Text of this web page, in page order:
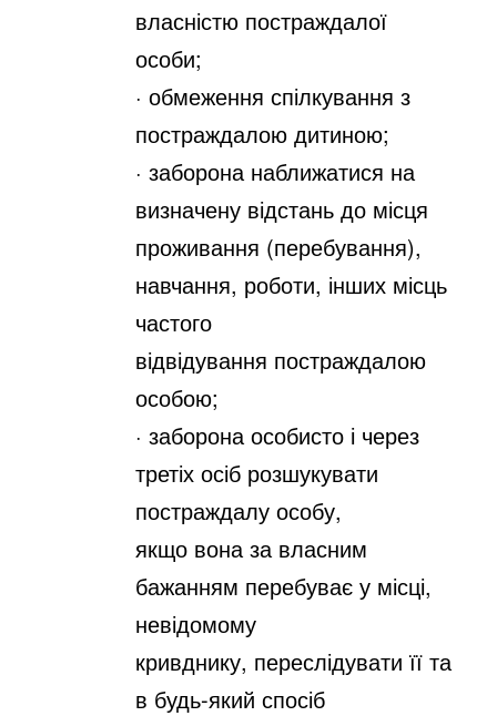
власністю постраждалої
особи;
· обмеження спілкування з
постраждалою дитиною;
· заборона наближатися на
визначену відстань до місця
проживання (перебування),
навчання, роботи, інших місць
частого
відвідування постраждалою
особою;
· заборона особисто і через
третіх осіб розшукувати
постраждалу особу,
якщо вона за власним
бажанням перебуває у місці,
невідомому
кривднику, переслідувати її та
в будь-який спосіб